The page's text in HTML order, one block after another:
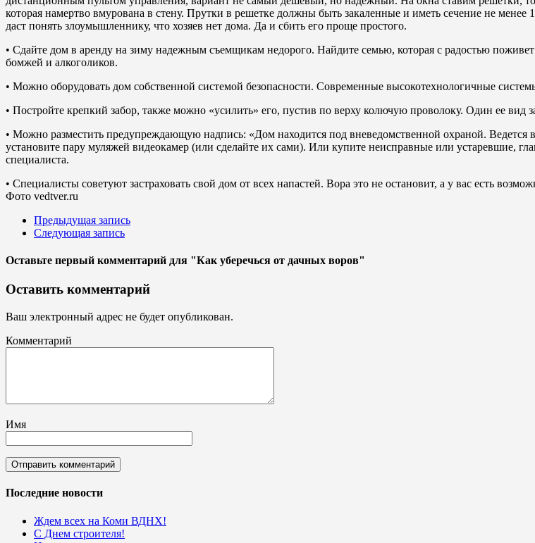
которая намертво вмурована в стену. Прутки в решетке должны быть закаленные и иметь сечение не
даст понять злоумышленнику, что хозяев нет дома. Да и сбить его проще простого.
• Сдайте дом в аренду на зиму надежным съемщикам недорого. Найдите семью, которая с радостью
бомжей и алкоголиков.
• Можно оборудовать дом собственной системой безопасности. Современные высокотехнологичные
• Постройте крепкий забор, также можно «усилить» его, пустив по верху колючую проволоку. Один ее вид
• Можно разместить предупреждающую надпись: «Дом находится под вневедомственной охраной.
установите пару муляжей видеокамер (или сделайте их сами). Или купите неисправные или устаревшие,
специалиста.
• Специалисты советуют застраховать свой дом от всех напастей. Вора это не остановит, а у вас есть
Фото vedtver.ru
Предыдущая запись
Следующая запись
Оставьте первый комментарий для "Как уберечься от дачных воров"
Оставить комментарий
Ваш электронный адрес не будет опубликован.
Комментарий
Имя
Последние новости
Ждем всех на Коми ВДНХ!
С Днем строителя!